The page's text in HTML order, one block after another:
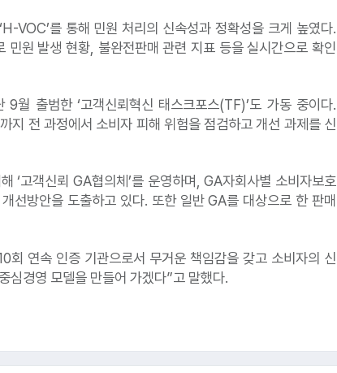
VOC’를 통해 민원 처리의 신속성과 정확성을 크게 높였다.
원 발생 현황, 불완전판매 관련 지표 등을 실시간으로 확인
월 출범한 ‘고객신뢰혁신 태스크포스(TF)’도 가동 중이다.
지 전 과정에서 소비자 피해 위험을 점검하고 개선 과제를 신
‘고객신뢰 GA협의체’를 운영하며, GA자회사별 소비자보호
선방안을 도출하고 있다. 또한 일반 GA를 대상으로 한 판매
회 연속 인증 기관으로서 무거운 책임감을 갖고 소비자의 신
심경영 모델을 만들어 가겠다”고 말했다.